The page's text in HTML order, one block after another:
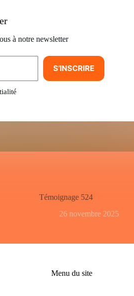
à notre newsletter
S’INSCRIRE
Témoignage 524
26 novembre 2025
Menu du site